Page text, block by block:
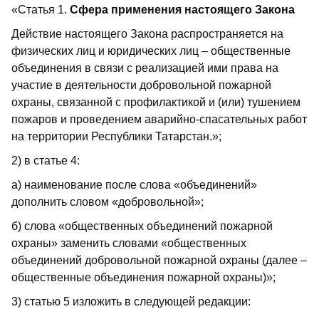
«Статья 1. Сфера применения настоящего Закона
Действие настоящего Закона распространяется на
физических лиц и юридических лиц – общественные
объединения в связи с реализацией ими права на
участие в деятельности добровольной пожарной
охраны, связанной с профилактикой и (или) тушением
пожаров и проведением аварийно-спасательных работ
на территории Республики Татарстан.»;
2) в статье 4:
а) наименование после слова «объединений»
дополнить словом «добровольной»;
б) слова «общественных объединений пожарной
охраны» заменить словами «общественных
объединений добровольной пожарной охраны (далее –
общественные объединения пожарной охраны)»;
3) статью 5 изложить в следующей редакции: